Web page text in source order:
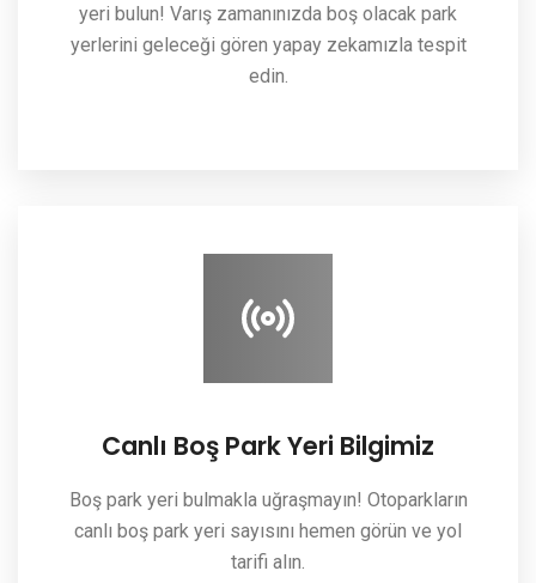
yeri bulun! Varış zamanınızda boş olacak park
yerlerini geleceği gören yapay zekamızla tespit
edin.
Canlı Boş Park Yeri Bilgimiz
Boş park yeri bulmakla uğraşmayın! Otoparkların
canlı boş park yeri sayısını hemen görün ve yol
tarifi alın.